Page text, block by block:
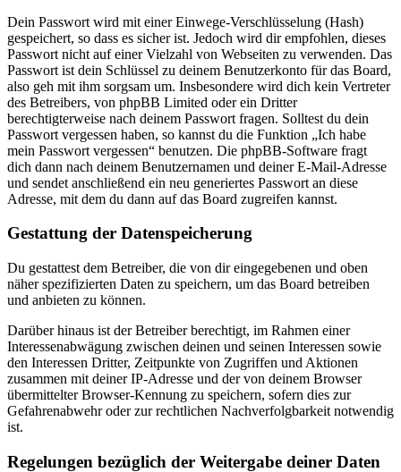
Dein Passwort wird mit einer Einwege-Verschlüsselung (Hash)
gespeichert, so dass es sicher ist. Jedoch wird dir empfohlen, dieses
Passwort nicht auf einer Vielzahl von Webseiten zu verwenden. Das
Passwort ist dein Schlüssel zu deinem Benutzerkonto für das Board,
also geh mit ihm sorgsam um. Insbesondere wird dich kein Vertreter
des Betreibers, von phpBB Limited oder ein Dritter
berechtigterweise nach deinem Passwort fragen. Solltest du dein
Passwort vergessen haben, so kannst du die Funktion „Ich habe
mein Passwort vergessen“ benutzen. Die phpBB-Software fragt
dich dann nach deinem Benutzernamen und deiner E-Mail-Adresse
und sendet anschließend ein neu generiertes Passwort an diese
Adresse, mit dem du dann auf das Board zugreifen kannst.
Gestattung der Datenspeicherung
Du gestattest dem Betreiber, die von dir eingegebenen und oben
näher spezifizierten Daten zu speichern, um das Board betreiben
und anbieten zu können.
Darüber hinaus ist der Betreiber berechtigt, im Rahmen einer
Interessenabwägung zwischen deinen und seinen Interessen sowie
den Interessen Dritter, Zeitpunkte von Zugriffen und Aktionen
zusammen mit deiner IP-Adresse und der von deinem Browser
übermittelter Browser-Kennung zu speichern, sofern dies zur
Gefahrenabwehr oder zur rechtlichen Nachverfolgbarkeit notwendig
ist.
Regelungen bezüglich der Weitergabe deiner Daten